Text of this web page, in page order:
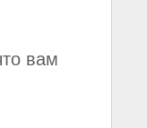
вам